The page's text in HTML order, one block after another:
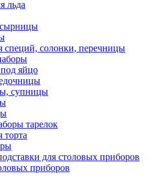
льда
специй, солонки, перечницы
яйцо
супницы
тарелок
торта
для столовых приборов
приборов